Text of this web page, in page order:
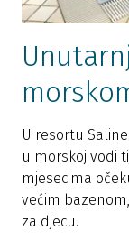
U resortu
u morskoj vodi
mjesecima
većim
za djecu.